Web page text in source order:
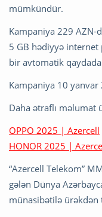
mümkündür.
Kampaniya 229 AZN-
5 GB hədiyyə
bir avtomatik
Kampaniya 10
Daha ətraflı məlumat
OPPO 2025 | Azercell
HONOR 2025 |
“Azercell Telekom”
gələn Dünya
münasibətilə ürəkdən